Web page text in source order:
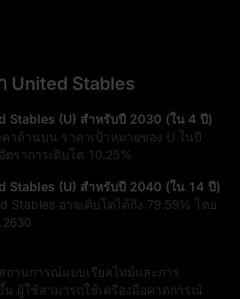
United Stables
Stables (U) สำหรับปี 2030 (ใน 4 ปี)
าด้านบน ราคาเป้าหมายของ U ในปี
ตราการเติบโต 10.25%
Stables (U) สำหรับปี 2040 (ใน 14 ปี)
Stables อาจเติบโตได้ถึง 79.59% โดย
ถานการณ์แบบเรียลไทม์และการ
ผู้ใช้สามารถใช้เครื่องมือคาดการณ์